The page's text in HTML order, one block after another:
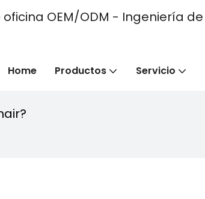
OEM/ODM - Ingeniería de
Home Productos Servicio